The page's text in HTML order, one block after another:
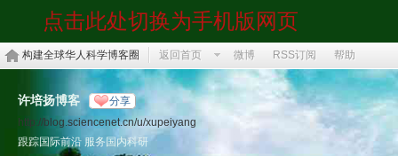
点击此处切换为手机版网页
构建全球华人科学博客圈 返回首页 微博 RSS订阅 帮助
许培扬博客 分享
http://blog.sciencenet.cn/u/xupeiyang
跟踪国际前沿 服务国内科研